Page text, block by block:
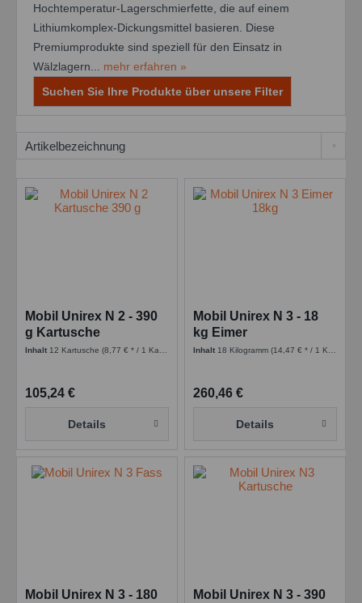
Hochtemperatur-Lagerschmierfette, die auf einem
Lithiumkomplex-Dickungsmittel basieren. Diese
Premiumprodukte sind speziell für den Einsatz in
Wälzlagern... mehr erfahren »
Suchen Sie Ihre Produkte über unsere Filter
Mobil Unirex N 2 - 390
g Kartusche
Inhalt 12 Kartusche(8,77 € * / 1 Kartusche)
105,24 €
Details
Mobil Unirex N 3 - 18
kg Eimer
Inhalt 18 Kilogramm(14,47 € * / 1 Kilogramm)
260,46 €
Details
Mobil Unirex N 3 - 180
Mobil Unirex N 3 - 390